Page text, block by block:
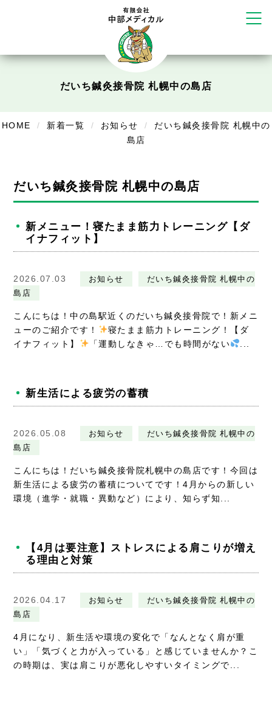
デイサービス
デイサービスあやめ
美容鍼・コルギ
お知らせ
症例別施術
採用情報
だいち鍼灸接骨院 札幌中の島店
HOME 新着一覧 お知らせ
だいち鍼灸接骨院 札幌中の
島店
だいち鍼灸接骨院 札幌中の島店
新メニュー！寝たまま筋力トレーニング【ダ
イナフィット】
2026.07.03 お知らせ
だいち鍼灸接骨院 札幌中の
島店
こんにちは！中の島駅近くのだいち鍼灸接骨院で！新メニ
ューのご紹介です！
寝たまま筋力トレーニング！【ダ
イナフィット】
「運動しなきゃ…でも時間がない
新生活による疲労の蓄積
2026.05.08 お知らせ
だいち鍼灸接骨院 札幌中の
島店
こんにちは！だいち鍼灸接骨院札幌中の島店です！今回は
新生活による疲労の蓄積についてです！4月からの新しい
環境（進学・就職・異動など）により、知らず知...
【4月は要注意】ストレスによる肩こりが増え
る理由と対策
2026.04.17 お知らせ
だいち鍼灸接骨院 札幌中の
島店
4月になり、新生活や環境の変化で「なんとなく肩が重
い」「気づくと力が入っている」と感じていませんか？こ
の時期は、実は肩こりが悪化しやすいタイミングで...